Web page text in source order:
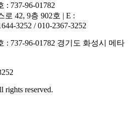
: 737-96-01782
42, 9층 902호 | E :
3252 / 010-2367-3252
: 737-96-01782 경기도 화성시 메타
reserved.